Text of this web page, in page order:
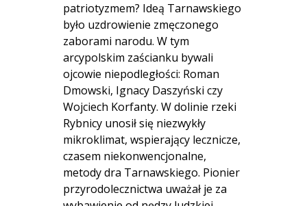
patriotyzmem? Ideą Tarnawskiego
było uzdrowienie zmęczonego
zaborami narodu. W tym
arcypolskim zaścianku bywali
ojcowie niepodległości: Roman
Dmowski, Ignacy Daszyński czy
Wojciech Korfanty. W dolinie rzeki
Rybnicy unosił się niezwykły
mikroklimat, wspierający lecznicze,
czasem niekonwencjonalne,
metody dra Tarnawskiego. Pionier
przyrodolecznictwa uważał je za